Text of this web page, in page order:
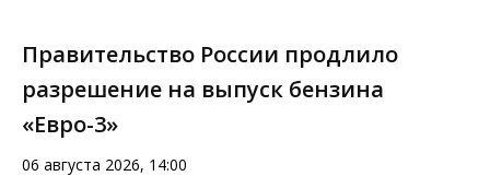
Правительство России продлило
разрешение на выпуск бензина
«Евро-3»
06 августа 2026, 14:00